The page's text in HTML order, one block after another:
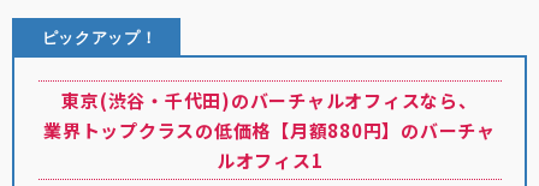
ピックアップ！
東京(渋谷・千代田)のバーチャルオフィスなら、
業界トップクラスの低価格【月額880円】のバーチャ
ルオフィス1